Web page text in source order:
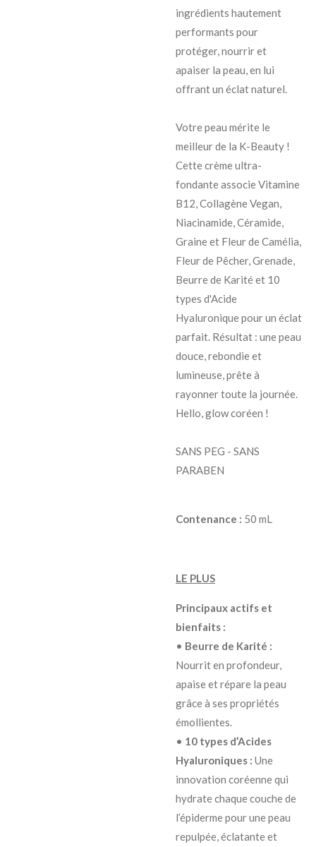
ingrédients hautement
performants pour
protéger, nourrir et
apaiser la peau, en lui
offrant un éclat naturel.
Votre peau mérite le
meilleur de la K-Beauty !
Cette crème ultra-
fondante associe Vitamine
B12, Collagène Vegan,
Niacinamide, Céramide,
Graine et Fleur de Camélia,
Fleur de Pêcher, Grenade,
Beurre de Karité et 10
types d'Acide
Hyaluronique pour un éclat
parfait. Résultat : une peau
douce, rebondie et
lumineuse, prête à
rayonner toute la journée.
Hello, glow coréen !
SANS PEG - SANS
PARABEN
Contenance : 50 mL
LE PLUS
Principaux actifs et
bienfaits :
• Beurre de Karité :
Nourrit en profondeur,
apaise et répare la peau
grâce à ses propriétés
émollientes.
• 10 types d’Acides
Hyaluroniques : Une
innovation coréenne qui
hydrate chaque couche de
l’épiderme pour une peau
repulpée, éclatante et